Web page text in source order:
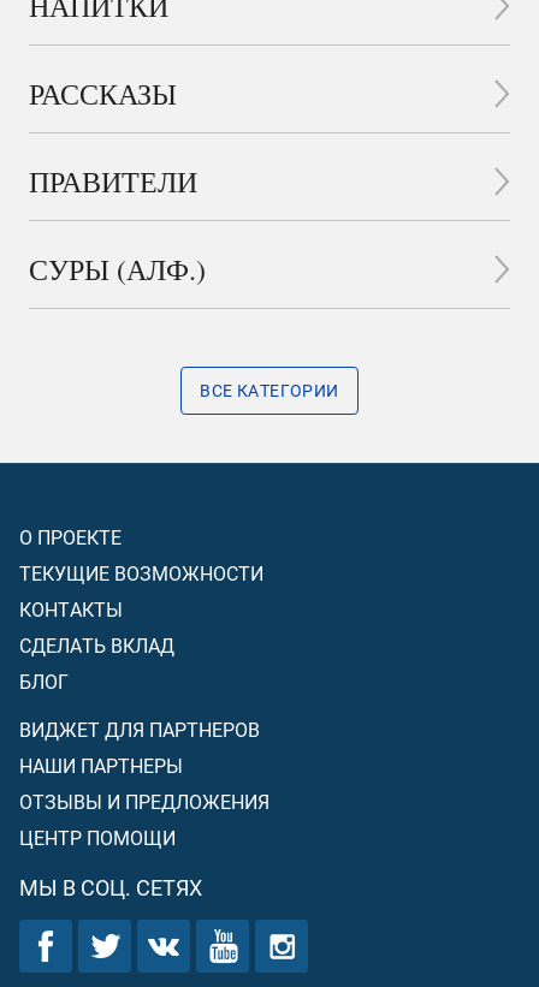
РАССКАЗЫ
ПРАВИТЕЛИ
СУРЫ (АЛФ.)
ВСЕ КАТЕГОРИИ
О ПРОЕКТЕ
ТЕКУЩИЕ ВОЗМОЖНОСТИ
КОНТАКТЫ
СДЕЛАТЬ ВКЛАД
БЛОГ
ВИДЖЕТ ДЛЯ ПАРТНЕРОВ
НАШИ ПАРТНЕРЫ
ОТЗЫВЫ И ПРЕДЛОЖЕНИЯ
ЦЕНТР ПОМОЩИ
МЫ В СОЦ. СЕТЯХ